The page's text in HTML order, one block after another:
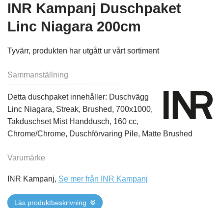
INR Kampanj Duschpaket
Linc Niagara 200cm
Tyvärr, produkten har utgått ur vårt sortiment
Sammanställning
Detta duschpaket innehåller: Duschvägg
Linc Niagara, Streak, Brushed, 700x1000,
Takduschset Mist Handdusch, 160 cc,
Chrome/Chrome, Duschförvaring Pile, Matte Brushed
Varumärke
INR Kampanj, Se mer från INR Kampanj
Läs produktbeskrivning